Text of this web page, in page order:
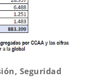
Seguridad